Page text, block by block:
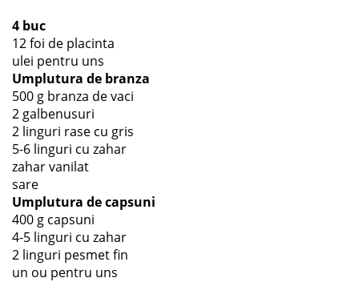
4 buc
12 foi de placinta
ulei pentru uns
Umplutura de branza
500 g branza de vaci
2 galbenusuri
2 linguri rase cu gris
5-6 linguri cu zahar
zahar vanilat
sare
Umplutura de capsuni
400 g capsuni
4-5 linguri cu zahar
2 linguri pesmet fin
un ou pentru uns